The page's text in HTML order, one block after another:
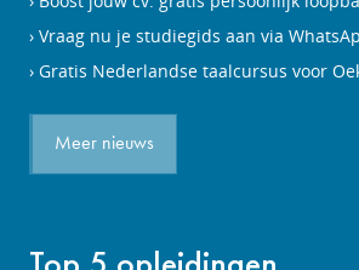
Vraag nu je studiegids aan via
Gratis Nederlandse taalcursus voor
Meer nieuws